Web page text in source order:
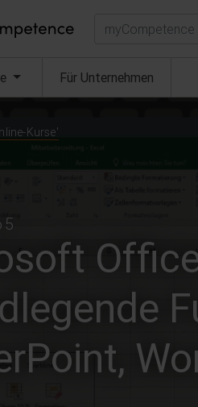
Suchen
(aktuell) Für Unternehmen
Kurse'